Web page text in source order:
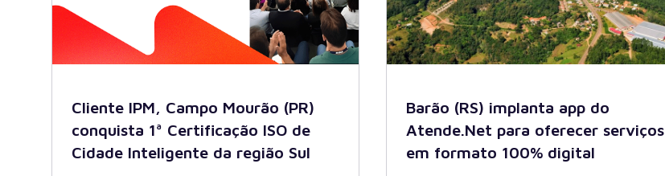
Cliente IPM, Campo Mourão (PR)
conquista 1ª Certificação ISO de
Cidade Inteligente da região Sul
Barão (RS) implanta app do
Atende.Net para oferecer serviços
em formato 100% digital